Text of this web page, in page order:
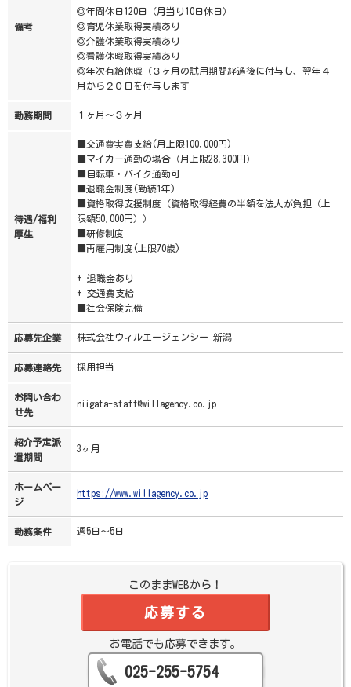
備考
◎年間休日120日（月当り10日休日）
◎育児休業取得実績あり
◎介護休業取得実績あり
◎看護休暇取得実績あり
◎年次有給休暇（３ヶ月の試用期間経過後に付与し、翌年４
月から２０日を付与します
勤務期間 １ヶ月～３ヶ月
待遇/福利
厚生
■交通費実費支給(月上限100,000円)
■マイカー通勤の場合（月上限28,300円）
■自転車・バイク通勤可
■退職金制度(勤続1年)
■資格取得支援制度（資格取得経費の半額を法人が負担（上
限額50,000円））
■研修制度
■再雇用制度(上限70歳)
+ 退職金あり
+ 交通費支給
■社会保険完備
応募先企業 株式会社ウィルエージェンシー 新潟
応募連絡先 採用担当
お問い合わ
せ先
niigata-staff@willagency.co.jp
紹介予定派
遣期間
3ヶ月
ホームペー
ジ
https://www.willagency.co.jp
勤務条件 週5日～5日
このままWEBから！
応募する
お電話でも応募できます。
025-255-5754